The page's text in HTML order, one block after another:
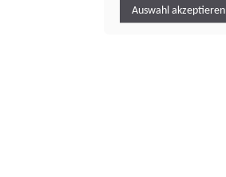
Auswahl akzeptieren